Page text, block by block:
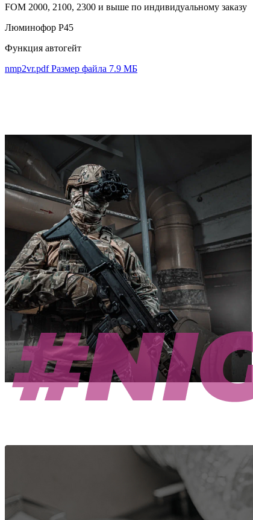
FOM 2000, 2100, 2300 и выше по индивидуальному заказу
Люминофор P45
Функция автогейт
nmp2vr.pdf Размер файла 7.9 МБ